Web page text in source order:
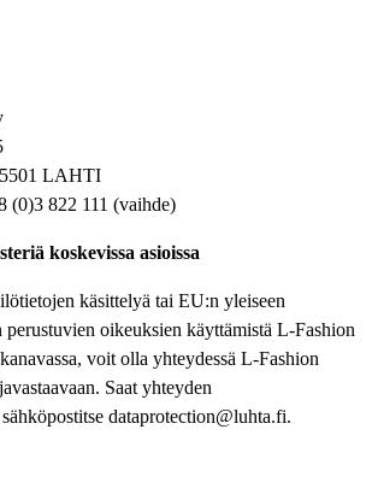
LAHTI
(0)3 822 111 (vaihde)
koskevissa asioissa
käsittelyä tai EU:n yleiseen
perustuvien oikeuksien käyttämistä L-Fashion
voit olla yhteydessä L-Fashion
Saat yhteyden
dataprotection@luhta.fi.